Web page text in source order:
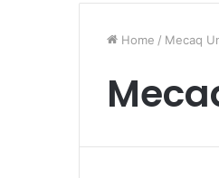
Home / Mecaq